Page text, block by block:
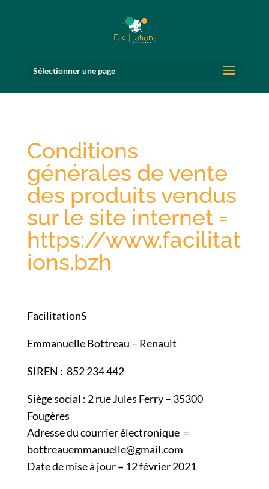
Sélectionner une page
Conditions
générales de vente
des produits vendus
sur le site internet =
https://www.facilitat
ions.bzh
FacilitationS
Emmanuelle Bottreau – Renault
SIREN : 852 234 442
Siège social : 2 rue Jules Ferry – 35300
Fougères
Adresse du courrier électronique =
bottreauemmanuelle@gmail.com
Date de mise à jour = 12 février 2021